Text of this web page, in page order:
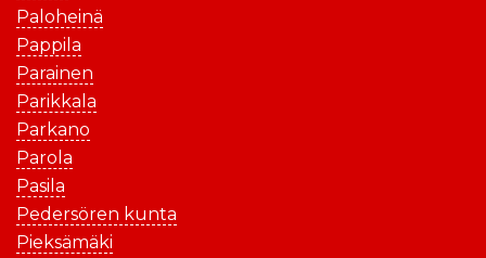
Paloheinä
Pappila
Parainen
Parikkala
Parkano
Parola
Pasila
Pedersören kunta
Pieksämäki